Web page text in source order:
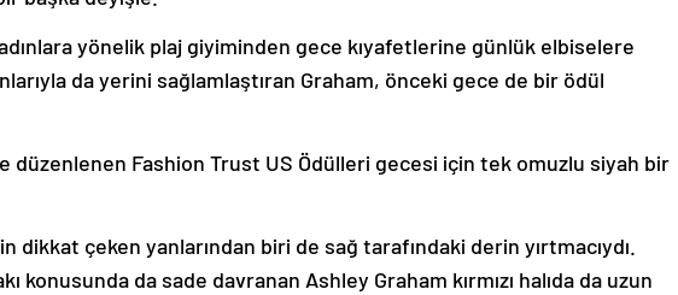
yönelik plaj giyiminden gece kıyafetlerine günlük elbiselere
da yerini sağlamlaştıran Graham, önceki gece de bir ödül
düzenlenen Fashion Trust US Ödülleri gecesi için tek omuzlu siyah bir
dikkat çeken yanlarından biri de sağ tarafındaki derin yırtmacıydı.
konusunda da sade davranan Ashley Graham kırmızı halıda da uzun